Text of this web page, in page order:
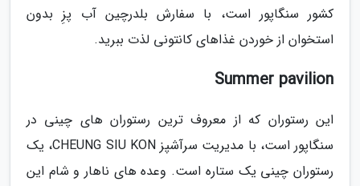
کشور سنگاپور است، با سفارش بلدرچین آب پزِ بدون
استخوان از خوردن غذاهای کانتونی لذت ببرید.
Summer pavilion
این رستوران که از معروف ترین رستوران های چینی در
سنگاپور است، با مدیریت سرآشپز CHEUNG SIU KON، یک
رستوران چینی یک ستاره است. وعده های ناهار و شام این